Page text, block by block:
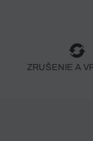
ZRUŠENIE A